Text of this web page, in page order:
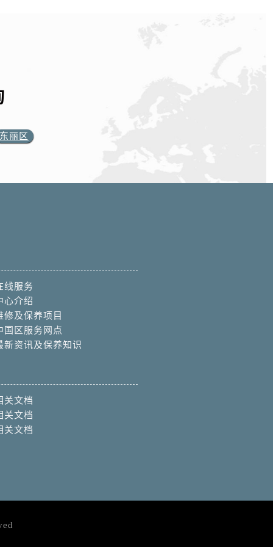
东丽区
线服务
心介绍
修及保养项目
国区服务网点
新资讯及保养知识
关文档
关文档
关文档